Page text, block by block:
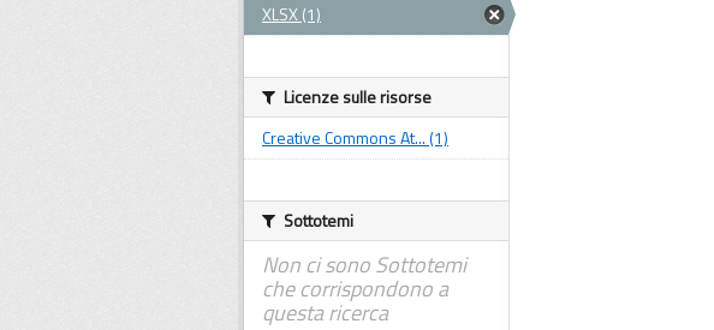
XLSX (1)
Licenze sulle risorse
Creative Commons At... (1)
Sottotemi
Non ci sono Sottotemi
che corrispondono a
questa ricerca